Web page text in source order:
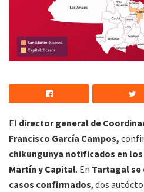
El director general de
Francisco García Campos,
chikungunya notificados en
Martín y Capital. En Tartagal se
casos confirmados, dos